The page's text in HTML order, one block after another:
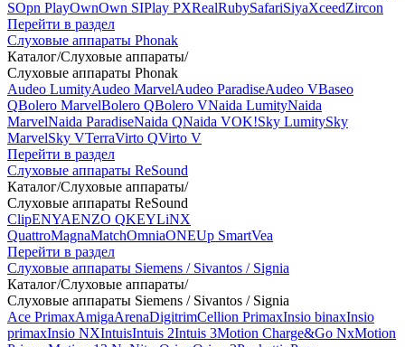
SOpn PlayOwnOwn SIPlay PXRealRubySafariSiyaXceedZircon
Перейти в раздел
Слуховые аппараты Phonak
Каталог/Слуховые аппараты/
Слуховые аппараты Phonak
Audeo LumityAudeo MarvelAudeo ParadiseAudeo VBaseo
QBolero MarvelBolero QBolero VNaida LumityNaida
MarvelNaida ParadiseNaida QNaida VOK!Sky LumitySky
MarvelSky VTerraVirto QVirto V
Перейти в раздел
Слуховые аппараты ReSound
Каталог/Слуховые аппараты/
Слуховые аппараты ReSound
ClipENYAENZO QKEYLiNX
QuattroMagnaMatchOmniaONEUp SmartVea
Перейти в раздел
Слуховые аппараты Siemens / Sivantos / Signia
Каталог/Слуховые аппараты/
Слуховые аппараты Siemens / Sivantos / Signia
Ace PrimaxAmigaArenaDigitrimCellion PrimaxInsio binaxInsio
primaxInsio NXIntuisIntuis 2Intuis 3Motion Charge&Go NxMotion